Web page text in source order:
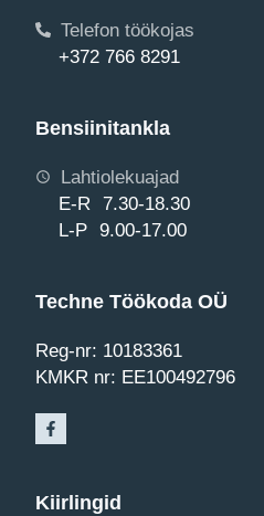
Telefon töökojas
+372 766 8291
Bensiinitankla
Lahtiolekuajad
E-R 7.30-18.30
L-P 9.00-17.00
Techne Töökoda OÜ
Reg-nr: 10183361
KMKR nr: EE100492796
Kiirlingid